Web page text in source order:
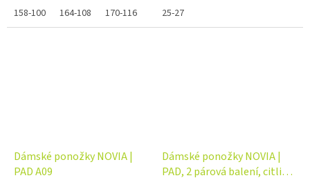
158-100
164-108 170-116
25-27
Dámské ponožky NOVIA |
PAD A09
Dámské ponožky NOVIA |
PAD, 2 párová balení, citlivý